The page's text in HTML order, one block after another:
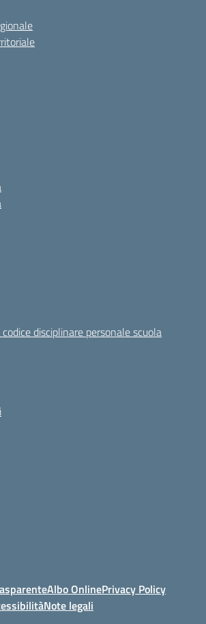
disciplinare personale scuola
Albo OnlinePrivacy Policy
Note legali